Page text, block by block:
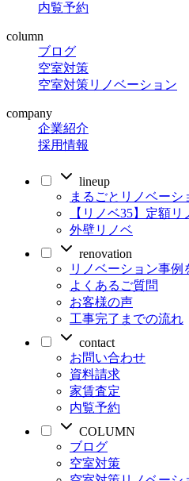
内覧予約
column
ブログ
空室対策
空室対策リノベーション
company
企業紹介
採用情報
lineup
まるごとリノベーシ
【リノベ35】定額
外壁リノベ
renovation
リノベーション事例
よくあるご質問
お客様の声
工事完了までの流れ
contact
お問い合わせ
資料請求
家賃査定
内覧予約
COLUMN
ブログ
空室対策